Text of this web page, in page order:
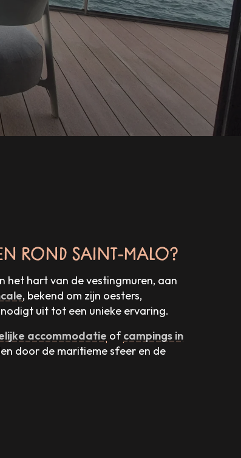
ROND SAINT-MALO?
het hart van de vestingmuren, aan
, bekend om zijn oesters,
uit tot een unieke ervaring.
accommodatie ofcampings in
door de maritieme sfeer en de